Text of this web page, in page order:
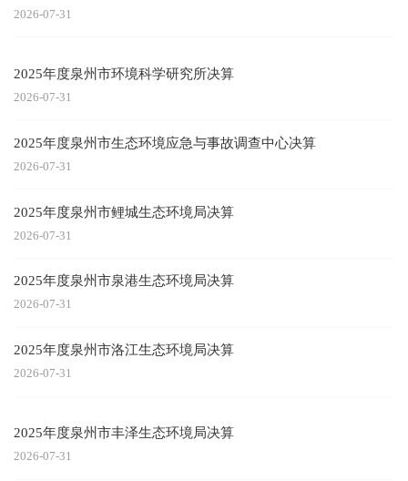
2026-07-31
2025年度泉州市环境科学研究所决算
2026-07-31
2025年度泉州市生态环境应急与事故调查中心决算
2026-07-31
2025年度泉州市鲤城生态环境局决算
2026-07-31
2025年度泉州市泉港生态环境局决算
2026-07-31
2025年度泉州市洛江生态环境局决算
2026-07-31
2025年度泉州市丰泽生态环境局决算
2026-07-31